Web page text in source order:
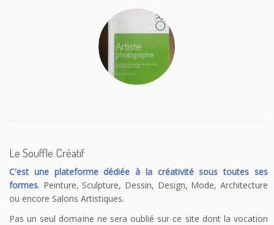
Le Souffle Créatif
C'est une plateforme dédiée à la créativité sous toutes ses
formes. Peinture, Sculpture, Dessin, Design, Mode, Architecture
ou encore Salons Artistiques.
Pas un seul domaine ne sera oublié sur ce site dont la vocation